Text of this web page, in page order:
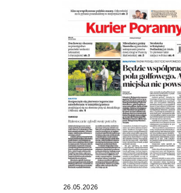
26.05.2026